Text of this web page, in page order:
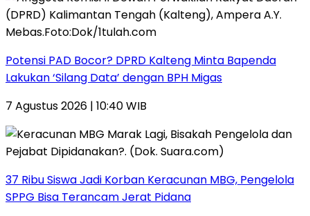
Potensi PAD Bocor? DPRD Kalteng Minta Bapenda
Lakukan ‘Silang Data’ dengan BPH Migas
7 Agustus 2026 | 10:40 WIB
37 Ribu Siswa Jadi Korban Keracunan MBG, Pengelola
SPPG Bisa Terancam Jerat Pidana